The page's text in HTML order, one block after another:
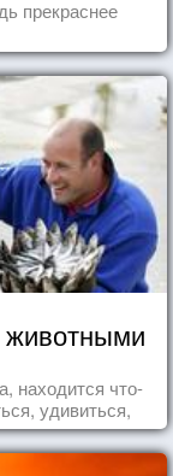
прекраснее
животными
находится что-
удивиться,